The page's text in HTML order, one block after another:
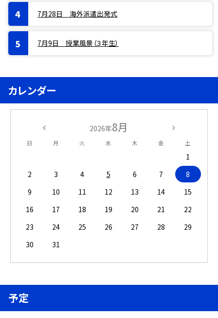
7月28日 海外派遣出発式
7月9日 授業風景（３年生）
カレンダー
2026年8月
日 月 火 水 木 金 土
1
2
3 4 5 6 7
8
9
10 11 12 13 14
15
16
17 18 19 20 21
22
23
24 25 26 27 28
29
30
31
予定